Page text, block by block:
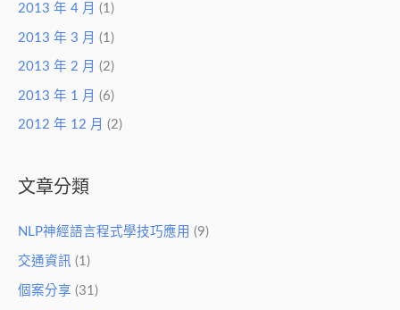
2013 年 4 月 (1)
2013 年 3 月 (1)
2013 年 2 月 (2)
2013 年 1 月 (6)
2012 年 12 月 (2)
文章分類
NLP神經語言程式學技巧應用 (9)
交通資訊 (1)
個案分享 (31)